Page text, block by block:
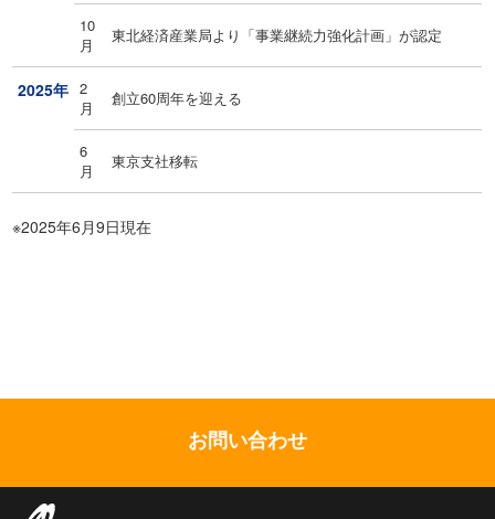
10
月
東北経済産業局より「事業継続力強化計画」が認定
2025年 2
月
創立60周年を迎える
6
月
東京支社移転
※2025年6月9日現在
お問い合わせ